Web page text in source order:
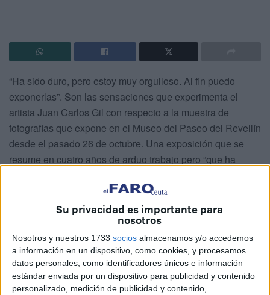
Su privacidad es importante para
nosotros
Nosotros y nuestros 1733 socios almacenamos y/o accedemos
a información en un dispositivo, como cookies, y procesamos
datos personales, como identificadores únicos e información
estándar enviada por un dispositivo para publicidad y contenido
personalizado, medición de publicidad y contenido,
“Ha sido duro, pero estoy muy orgulloso. Al fin puedo
exponerlas”. Son las sensaciones que experimenta el
artista Juan Carlos Gil con respecto a la muestra de
fotografías que expone en el Museo del Paseo del Revellín
desde el pasado 26 de octubre. Una exposición que se
resume en cuatro años de arduo trabajo pero “que ha
no necesita más argumentos para definir a su exposición
que, precisamente, ostenta el mismo título, ‘Momentos’.
Situaciones reales, pintorescas o cotidianas en las que
cualquiera se puede ver reflejado y que, a su vez, esconde
una minuciosa labor artística.